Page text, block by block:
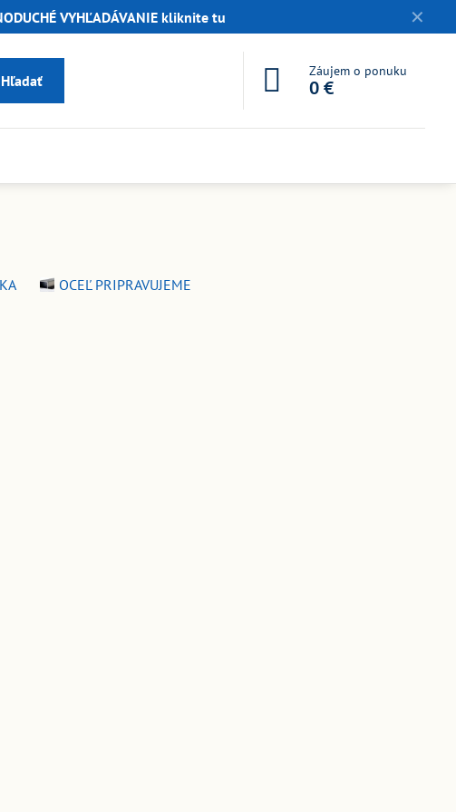
✕
VYHĽADÁVANIE kliknite tu
Hľadať
Záujem o ponuku
0 €
OCEĽ PRIPRAVUJEME